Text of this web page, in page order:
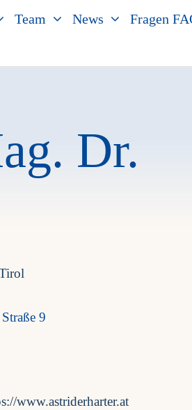
Team News Fragen
Dr.
9
www.astriderharter.at